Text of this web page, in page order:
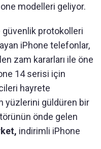
modelleri geliyor.
güvenlik protokolleri
iPhone telefonlar,
zam kararları ile öne
14 serisi için
hayrete
yüzlerini güldüren bir
önde gelen
indirimli iPhone